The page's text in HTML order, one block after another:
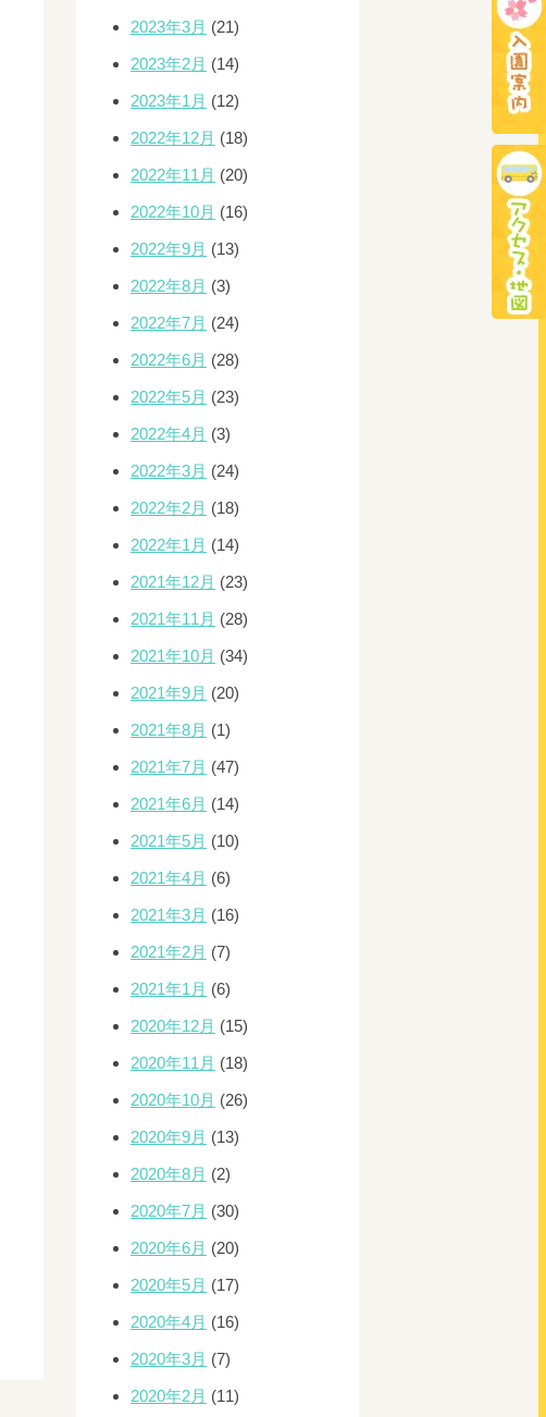
2023年3月 (21)
2023年2月 (14)
2023年1月 (12)
2022年12月 (18)
2022年11月 (20)
2022年10月 (16)
2022年9月 (13)
2022年8月 (3)
2022年7月 (24)
2022年6月 (28)
2022年5月 (23)
2022年4月 (3)
2022年3月 (24)
2022年2月 (18)
2022年1月 (14)
2021年12月 (23)
2021年11月 (28)
2021年10月 (34)
2021年9月 (20)
2021年8月 (1)
2021年7月 (47)
2021年6月 (14)
2021年5月 (10)
2021年4月 (6)
2021年3月 (16)
2021年2月 (7)
2021年1月 (6)
2020年12月 (15)
2020年11月 (18)
2020年10月 (26)
2020年9月 (13)
2020年8月 (2)
2020年7月 (30)
2020年6月 (20)
2020年5月 (17)
2020年4月 (16)
2020年3月 (7)
2020年2月 (11)